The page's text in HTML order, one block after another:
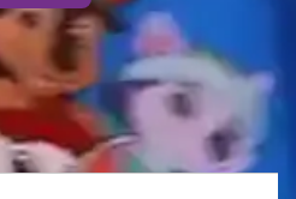
Parcele em 12x
s/juros
pontos por
benefícios